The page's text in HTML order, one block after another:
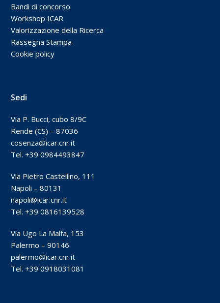
Bandi di concorso
Workshop ICAR
Valorizzazione della Ricerca
Rassegna Stampa
Cookie policy
Sedi
Via P. Bucci, cubo 8/9C
Rende (CS) – 87036
cosenza@icar.cnr.it
Tel. +39 0984493847
Via Pietro Castellino, 111
Napoli – 80131
napoli@icar.cnr.it
Tel. +39 0816139528
Via Ugo La Malfa, 153
Palermo – 90146
palermo@icar.cnr.it
Tel. +39 0918031081